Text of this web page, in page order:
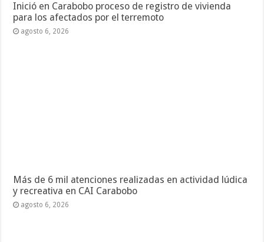
Inició en Carabobo proceso de registro de vivienda
para los afectados por el terremoto
agosto 6, 2026
Más de 6 mil atenciones realizadas en actividad lúdica
y recreativa en CAI Carabobo
agosto 6, 2026